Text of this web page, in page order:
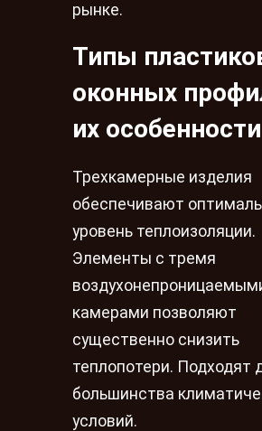
рынке.
Типы
оконных
их особенности
Трехкамерные изделия
обеспечивают
уровень теплоизоляции.
Элементы с тремя
камерами позволяют
существенно снизить
теплопотери. Подходят
большинства
условий.